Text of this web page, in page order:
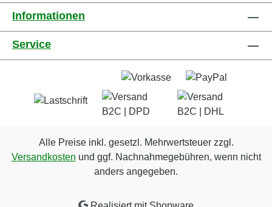
Informationen
Service
Alle Preise inkl. gesetzl. Mehrwertsteuer zzgl.
Versandkosten und ggf. Nachnahmegebühren, wenn nicht
anders angegeben.